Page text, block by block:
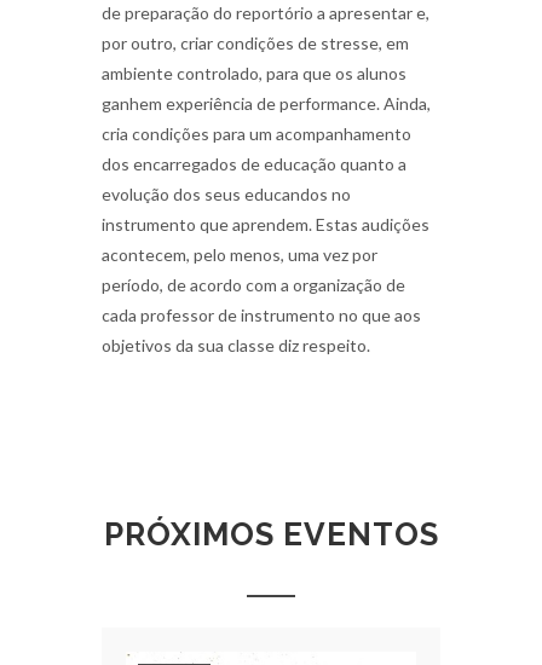
de preparação do reportório a apresentar e,
por outro, criar condições de stresse, em
ambiente controlado, para que os alunos
ganhem experiência de performance. Ainda,
cria condições para um acompanhamento
dos encarregados de educação quanto a
evolução dos seus educandos no
instrumento que aprendem. Estas audições
acontecem, pelo menos, uma vez por
período, de acordo com a organização de
cada professor de instrumento no que aos
objetivos da sua classe diz respeito.
PRÓXIMOS EVENTOS